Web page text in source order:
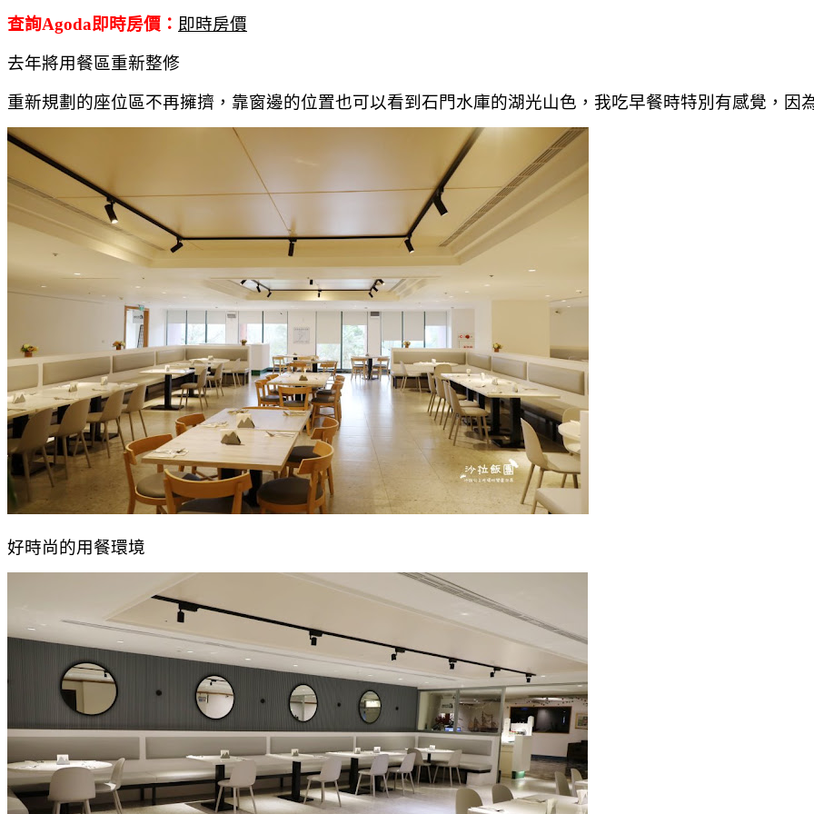
查詢Agoda即時房價： 即時房價
去年將用餐區重新整修
重新規劃的座位區不再擁擠，靠窗邊的位置也可以看到石門水庫的湖光山色，我吃早餐時特別有感覺，因
好時尚的用餐環境